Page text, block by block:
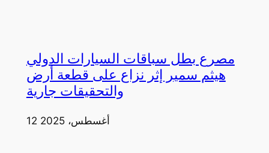
مصرع بطل سباقات السيارات الدولي
هيثم سمير إثر نزاع على قطعة أرض
والتحقيقات جارية
12 أغسطس، 2025